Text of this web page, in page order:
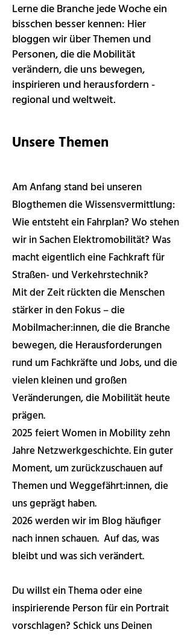
Lerne die Branche jede Woche ein
bisschen besser kennen: Hier
bloggen wir über Themen und
Personen, die die Mobilität
verändern, die uns bewegen,
inspirieren und herausfordern -
regional und weltweit.
Unsere Themen
Am Anfang stand bei unseren
Blogthemen die Wissensvermittlung:
Wie entsteht ein Fahrplan? Wo stehen
wir in Sachen Elektromobilität? Was
macht eigentlich eine Fachkraft für
Straßen- und Verkehrstechnik?
Mit der Zeit rückten die Menschen
stärker in den Fokus – die
Mobilmacher:innen, die die Branche
bewegen, die Herausforderungen
rund um Fachkräfte und Jobs, und die
vielen kleinen und großen
Veränderungen, die Mobilität heute
prägen.
2025 feiert Women in Mobility zehn
Jahre Netzwerkgeschichte. Ein guter
Moment, um zurückzuschauen auf
Themen und Weggefährt:innen, die
uns geprägt haben.
2026 werden wir im Blog häufiger
nach innen schauen. Auf das, was
bleibt und was sich verändert.
Du willst ein Thema oder eine
inspirierende Person für ein Portrait
vorschlagen? Schick uns Deinen